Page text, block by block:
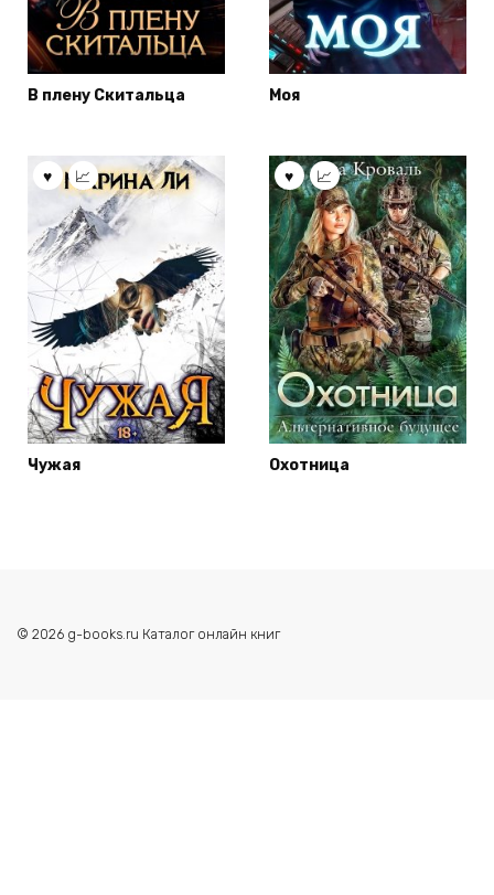
В плену Скитальца Моя
Чужая Охотница
© 2026 g-books.ru Каталог онлайн книг